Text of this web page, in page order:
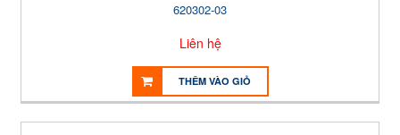
620302-03
Liên hệ
THÊM VÀO GIỎ